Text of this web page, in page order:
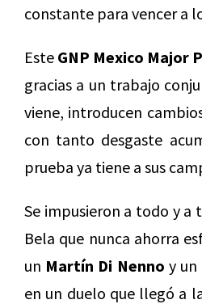
constante para vencer a
Este GNP Mexico Major
gracias a un trabajo
viene, introducen
con tanto desgaste
prueba ya tiene a sus
Se impusieron a todo y a
Bela que nunca ahorra
un Martín Di Nenno y un
en un duelo que llegó a